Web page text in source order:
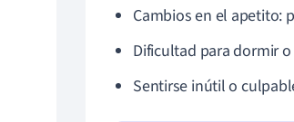
Cambios en el apetito:
Dificultad para dormir
Sentirse inútil o